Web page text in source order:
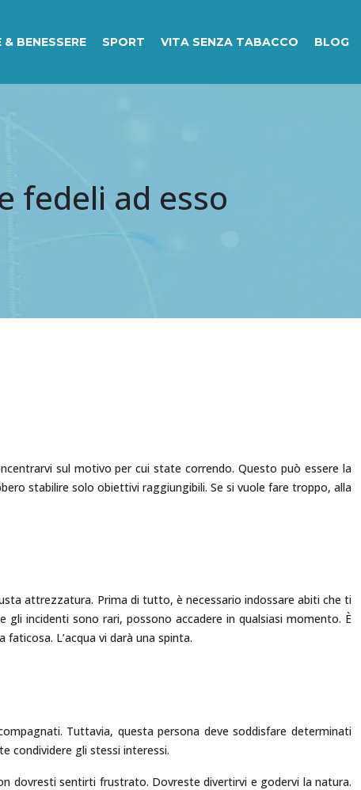
BENESSERE SPORT VITA SENZA TABACCO BLOG
fedeli ad esso
sul motivo per cui state correndo. Questo può essere la
stabilire solo obiettivi raggiungibili. Se si vuole fare troppo, alla
attrezzatura. Prima di tutto, è necessario indossare abiti che ti
incidenti sono rari, possono accadere in qualsiasi momento. È
L’acqua vi darà una spinta.
Tuttavia, questa persona deve soddisfare determinati
condividere gli stessi interessi.
dovresti sentirti frustrato. Dovreste divertirvi e godervi la natura.